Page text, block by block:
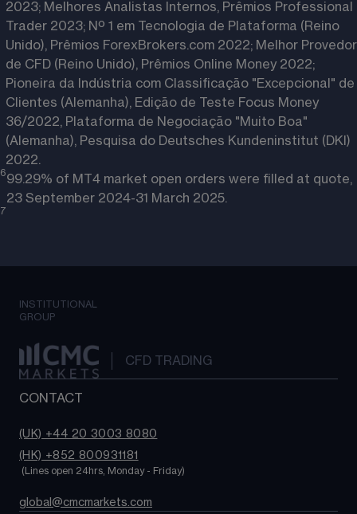
2023; Melhores Analistas Internos, Prêmios Professional
Trader 2023; Nº 1 em Tecnologia de Plataforma (Reino
Unido), Prêmios ForexBrokers.com 2022; Melhor Provedor
de CFD (Reino Unido), Prêmios Online Money 2022;
Pioneira da Indústria com Classificação "Excepcional" de
Clientes (Alemanha), Edição de Teste Focus Money
36/2022, Plataforma de Negociação "Muito Boa"
(Alemanha), Pesquisa do Deutsches Kundeninstitut (DKI)
2022.
699.29% of MT4 market open orders were filled at quote,
23 September 2024-31 March 2025.
7
INSTITUTIONAL
GROUP
CFD TRADING
CONTACT
(UK) +44 20 3003 8080
(HK) +852 800931181
(Lines open 24hrs, Monday - Friday)
global@cmcmarkets.com